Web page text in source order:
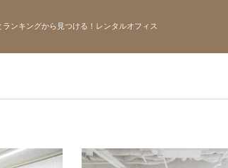
ランキングから見つける！レンタルオフィス